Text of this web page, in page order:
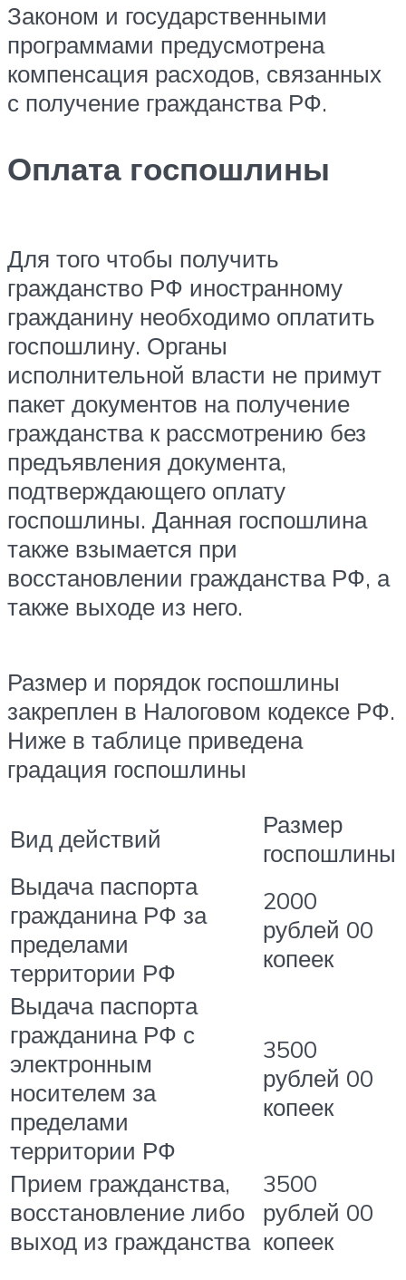
Законом и государственными
программами предусмотрена
компенсация расходов, связанных
с получение гражданства РФ.
Оплата госпошлины
Для того чтобы получить
гражданство РФ иностранному
гражданину необходимо оплатить
госпошлину. Органы
исполнительной власти не примут
пакет документов на получение
гражданства к рассмотрению без
предъявления документа,
подтверждающего оплату
госпошлины. Данная госпошлина
также взымается при
восстановлении гражданства РФ, а
также выходе из него.
Размер и порядок госпошлины
закреплен в Налоговом кодексе РФ.
Ниже в таблице приведена
градация госпошлины
Вид действий
Размер
госпошлины
Выдача паспорта
гражданина РФ за
пределами
территории РФ
2000
рублей 00
копеек
Выдача паспорта
гражданина РФ с
электронным
носителем за
пределами
территории РФ
3500
рублей 00
копеек
Прием гражданства,
восстановление либо
выход из гражданства
3500
рублей 00
копеек